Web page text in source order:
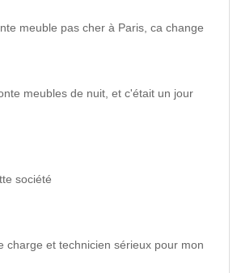
meuble pas cher à Paris, ca change
meubles de nuit, et c'était un jour
société
charge et technicien sérieux pour mon